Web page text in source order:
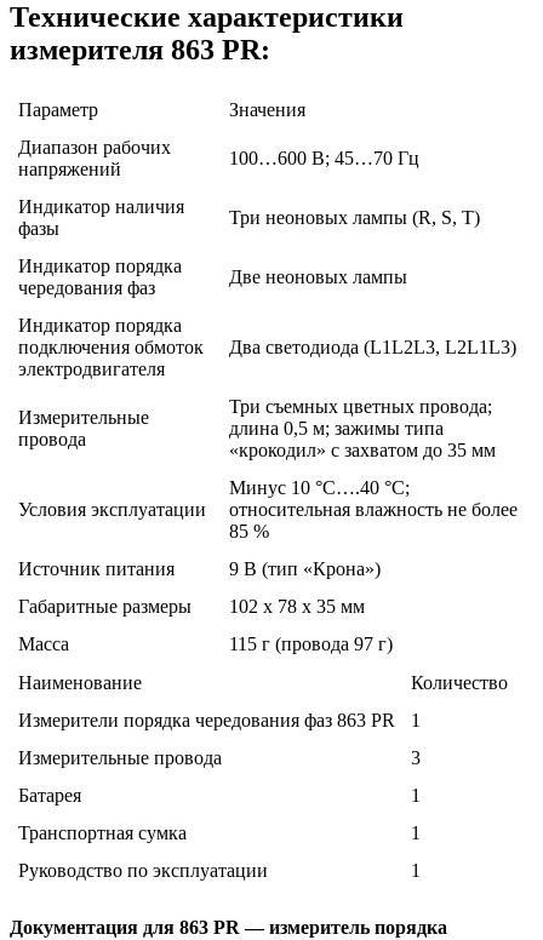
Технические характеристики
измерителя 863 PR:
Параметр
Значения
Диапазон рабочих
напряжений
100…600 В; 45…70 Гц
Индикатор наличия
фазы
Три неоновых лампы (R, S, T)
Индикатор порядка
чередования фаз
Две неоновых лампы
Индикатор порядка
подключения обмоток
электродвигателя
Два светодиода (L1L2L3, L2L1L3)
Измерительные
провода
Три съемных цветных провода;
длина 0,5 м; зажимы типа
«крокодил» с захватом до 35 мм
Условия эксплуатации
Минус 10 °С….40 °С;
относительная влажность не более
85 %
Источник питания
9 В (тип «Крона»)
Габаритные размеры
102 х 78 х 35 мм
Масса
115 г (провода 97 г)
Наименование
Количество
Измерители порядка чередования фаз 863 PR
1
Измерительные провода
3
Батарея
1
Транспортная сумка
1
Руководство по эксплуатации
1
Документация для 863 PR — измеритель порядка